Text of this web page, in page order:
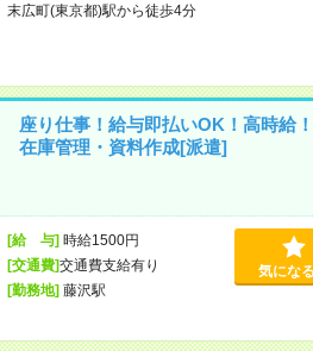
末広町(東京都)駅から徒歩4分
座り仕事！給与即払いOK！高時給！
在庫管理・資料作成[派遣]
[給 与]時給1500円
[交通費]交通費支給有り
[勤務地]藤沢駅
気にな